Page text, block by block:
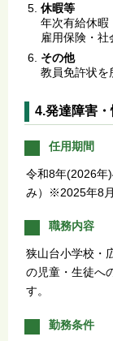
休暇等
年次有給休暇
雇用保険・社
その他
教員免許状を
4.発達障害
任用期間
令和8年(2026年
み）※2025年8
職務内容
狭山台小学校・
の児童・生徒へ
す。
勤務条件